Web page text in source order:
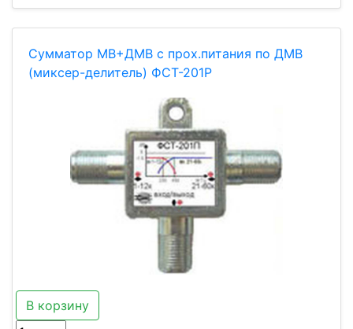
Сумматор МВ+ДМВ с прох.питания по ДМВ
(миксер-делитель) ФСТ-201Р
В корзину